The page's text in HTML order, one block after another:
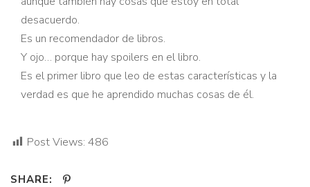
desacuerdo.
Es un recomendador de libros.
Y ojo… porque hay spoilers en el libro.
Es el primer libro que leo de estas características y la
verdad es que he aprendido muchas cosas de él.
Post Views: 486
SHARE: